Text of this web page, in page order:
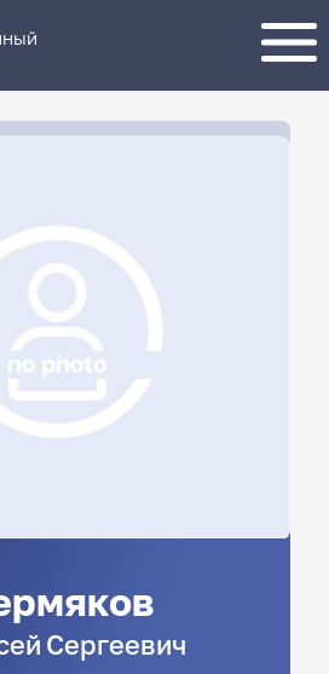
Сергеевич